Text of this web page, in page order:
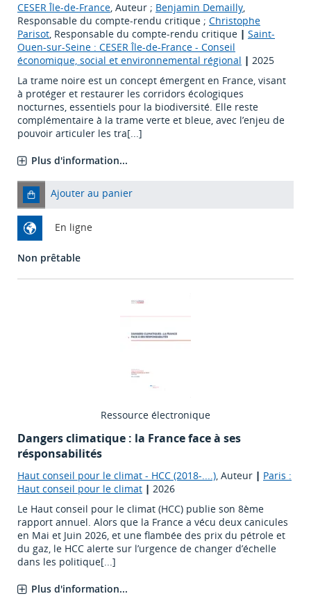
CESER Île-de-France, Auteur ; Benjamin Demailly,
Responsable du compte-rendu critique ; Christophe
Parisot, Responsable du compte-rendu critique | Saint-
Ouen-sur-Seine : CESER Île-de-France - Conseil
économique, social et environnemental régional | 2025
La trame noire est un concept émergent en France, visant
à protéger et restaurer les corridors écologiques
nocturnes, essentiels pour la biodiversité. Elle reste
complémentaire à la trame verte et bleue, avec l’enjeu de
pouvoir articuler les tra[...]
Plus d'information...
Ajouter au panier
En ligne
Non prêtable
Ressource électronique
Dangers climatique : la France face à ses
résponsabilités
Haut conseil pour le climat - HCC (2018-....), Auteur | Paris :
Haut conseil pour le climat | 2026
Le Haut conseil pour le climat (HCC) publie son 8ème
rapport annuel. Alors que la France a vécu deux canicules
en Mai et Juin 2026, et une flambée des prix du pétrole et
du gaz, le HCC alerte sur l’urgence de changer d’échelle
dans les politique[...]
Plus d'information...